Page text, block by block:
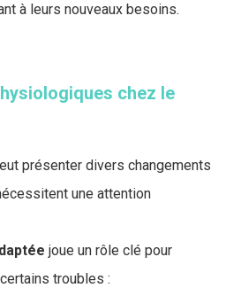
à leurs nouveaux besoins.
chez le
présenter divers changements
une attention
joue un rôle clé pour
troubles :